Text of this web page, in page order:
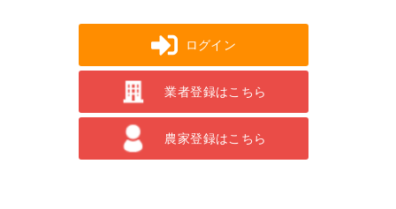
ログイン
業者登録はこちら
農家登録はこちら